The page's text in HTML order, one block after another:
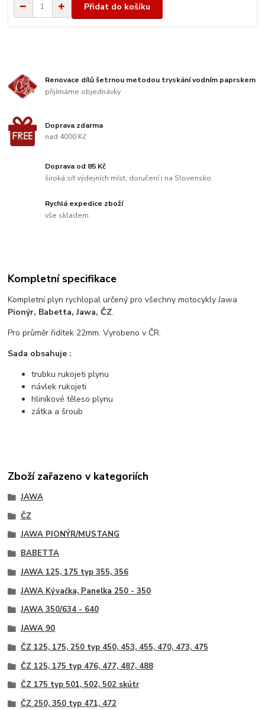
Přidat do košíku
Renovace dílů šetrnou metodou tryskání vodním paprskem
přijímáme objednávky
Doprava zdarma
nad 4000 Kč
Doprava od 85 Kč
široká síť výdejních míst, doručení i na Slovensko
Rychlá expedice zboží
vše skladem
Kompletní specifikace
Kompletní plyn rychlopal určený pro všechny motocykly Jawa
Pionýr, Babetta, Jawa, ČZ.
Pro průměr řidítek 22mm. Vyrobeno v ČR.
Sada obsahuje :
trubku rukojeti plynu
návlek rukojeti
hliníkové těleso plynu
zátka a šroub
Zboží zařazeno v kategoriích
JAWA
ČZ
JAWA PIONÝR/MUSTANG
BABETTA
JAWA 125, 175 typ 355, 356
JAWA Kývačka, Panelka 250 - 350
JAWA 350/634 - 640
JAWA 90
ČZ 125, 175, 250 typ 450, 453, 455, 470, 473, 475
ČZ 125, 175 typ 476, 477, 487, 488
ČZ 175 typ 501, 502, 502 skútr
ČZ 250, 350 typ 471, 472